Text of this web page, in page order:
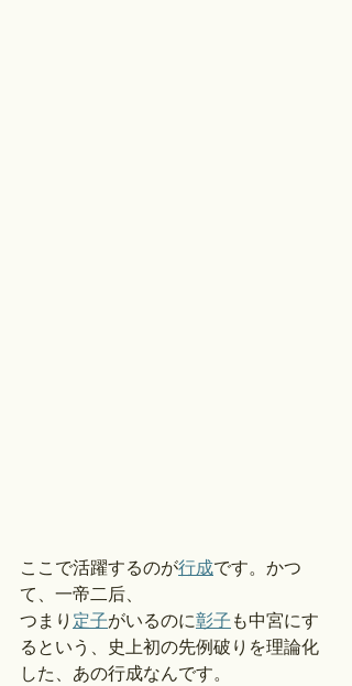
ここで活躍するのが行成です。かつ
て、一帝二后、
つまり 定子がいるのに彰子 も中宮にす
るという、史上初の先例破りを理論化
した、あの行成なんです。